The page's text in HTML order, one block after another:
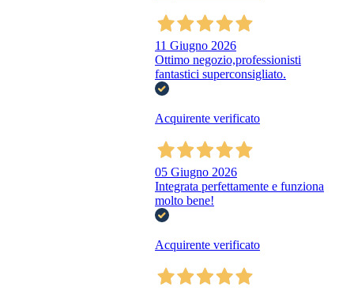
11 Giugno 2026
Ottimo negozio,professionisti
fantastici superconsigliato.
Acquirente verificato
05 Giugno 2026
Integrata perfettamente e funziona
molto bene!
Acquirente verificato